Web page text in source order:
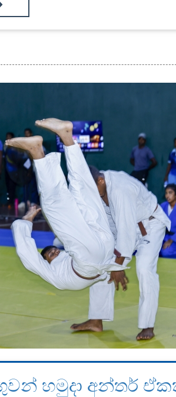
ගුවන් හමුදා අන්තර්